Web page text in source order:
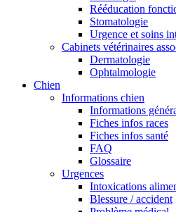
Rééducation
Stomatologie
Urgence et soins
Cabinets vétérinaires
Dermatologie
Ophtalmologie
Chien
Informations chien
Informations
Fiches infos races
Fiches infos santé
FAQ
Glossaire
Urgences
Intoxications
Blessure / accident